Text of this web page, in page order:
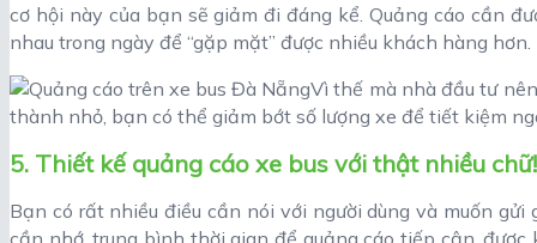
cơ hội này của bạn sẽ giảm đi đáng kể. Quảng cáo cần
nhau trong ngày để “gặp mặt” được nhiều khách hàng hơn.
Vì thế mà nhà đầu tư
thành nhỏ, bạn có thể giảm bớt số lượng xe để tiết kiệm
5. Thiết kế quảng cáo xe bus với thật nhiều chữ!
Bạn có rất nhiều điều cần nói với người dùng và muốn
cần nhớ, trung bình thời gian để quảng cáo tiếp cận,